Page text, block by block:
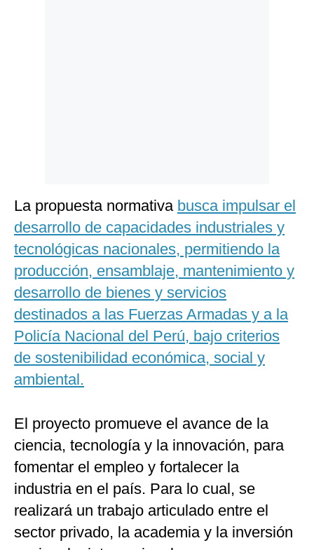
La propuesta normativa busca impulsar el
desarrollo de capacidades industriales y
tecnológicas nacionales, permitiendo la
producción, ensamblaje, mantenimiento y
desarrollo de bienes y servicios
destinados a las Fuerzas Armadas y a la
Policía Nacional del Perú, bajo criterios
de sostenibilidad económica, social y
ambiental.
El proyecto promueve el avance de la
ciencia, tecnología y la innovación, para
fomentar el empleo y fortalecer la
industria en el país. Para lo cual, se
realizará un trabajo articulado entre el
sector privado, la academia y la inversión